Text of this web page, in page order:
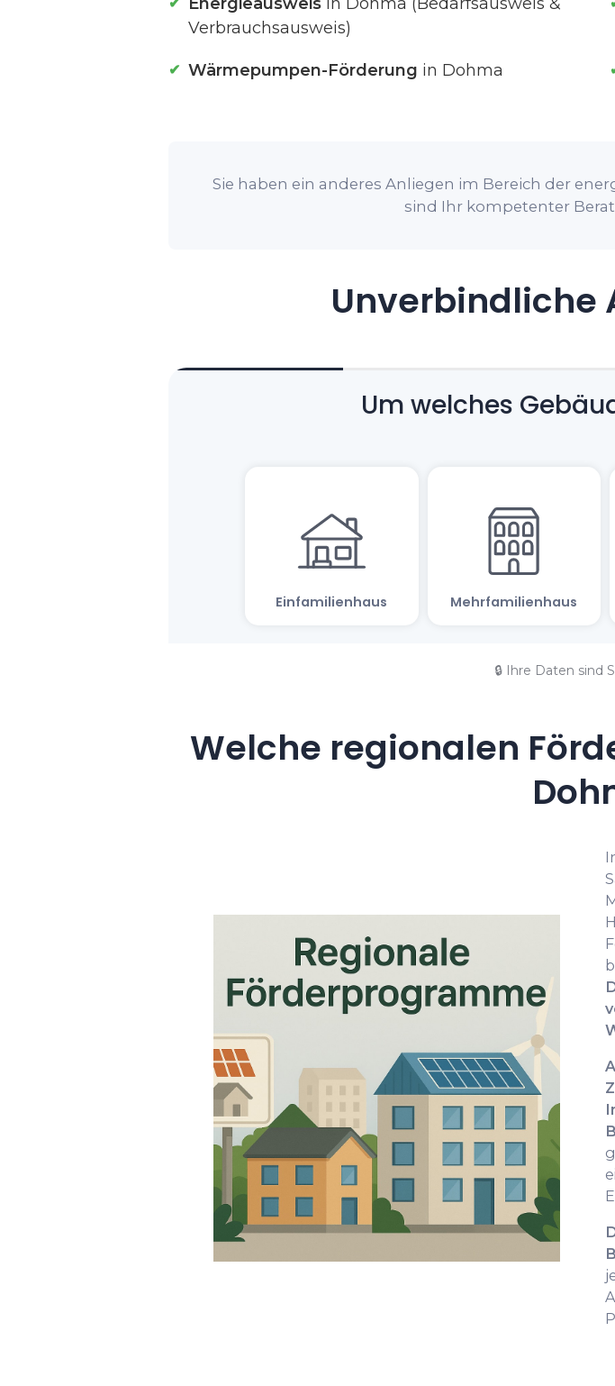
Verbrauchsausweis)
Wärmepumpen-Förderung in Dohma
Sie haben ein anderes Anliegen im Bereich der
sind Ihr kompetenter
Unverbindliche
🔒 Ihre Daten sind
Welche regionalen